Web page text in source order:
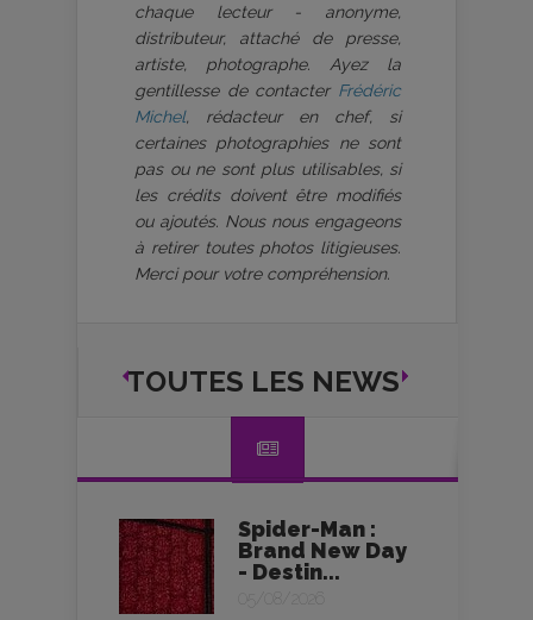
chaque lecteur - anonyme,
distributeur, attaché de presse,
artiste, photographe. Ayez la
gentillesse de contacter Frédéric
Michel, rédacteur en chef, si
certaines photographies ne sont
pas ou ne sont plus utilisables, si
les crédits doivent être modifiés
ou ajoutés. Nous nous engageons
à retirer toutes photos litigieuses.
Merci pour votre compréhension.
TOUTES LES NEWS
Spider-Man :
Brand New Day
- Destin...
05/08/2026